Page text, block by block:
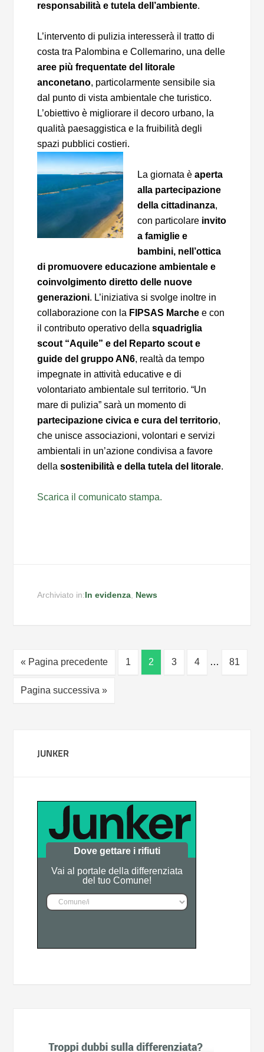
responsabilità e tutela dell’ambiente.
L’intervento di pulizia interesserà il tratto di
costa tra Palombina e Collemarino, una delle
aree più frequentate del
litorale
anconetano, particolarmente sensibile sia
dal punto di vista ambientale che turistico.
L’obiettivo è migliorare il decoro urbano, la
qualità paesaggistica e la fruibilità degli
spazi pubblici costieri.
La giornata èaperta
alla partecipazione
della cittadinanza,
con particolare invito
a famiglie e
bambini, nell’ottica
di promuovere educazione ambientale e
coinvolgimento diretto delle nuove
generazioni. L’iniziativa si svolge inoltre in
collaborazione con la FIPSAS Marche e con
il contributo operativo dellasquadriglia
scout “Aquile” e del Reparto scout e
guide del gruppo AN6, realtà da tempo
impegnate in attività educative e di
volontariato ambientale sul territorio. “Un
mare di pulizia” sarà un momento di
partecipazione civica e cura del territorio,
che unisce associazioni, volontari e servizi
ambientali in un’azione condivisa a favore
dellasostenibilità e della tutela del litorale.
Scarica il comunicato stampa.
Archiviato in:In evidenza News
« Pagina precedente 1 2 3 4 … 81
Pagina successiva »
JUNKER
Dove gettare i rifiuti
Vai al portale della differenziata
del tuo Comune!